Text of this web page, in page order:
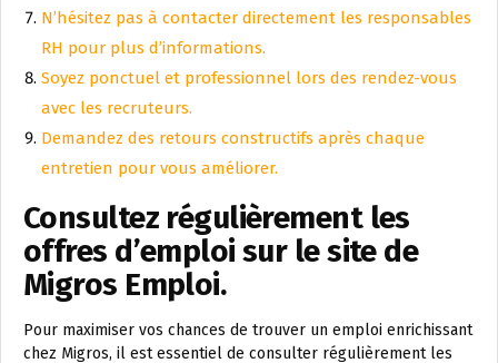
N’hésitez pas à contacter directement les responsables
RH pour plus d’informations.
Soyez ponctuel et professionnel lors des rendez-vous
avec les recruteurs.
Demandez des retours constructifs après chaque
entretien pour vous améliorer.
Consultez régulièrement les
offres d’emploi sur le site de
Migros Emploi.
Pour maximiser vos chances de trouver un emploi enrichissant
chez Migros, il est essentiel de consulter régulièrement les